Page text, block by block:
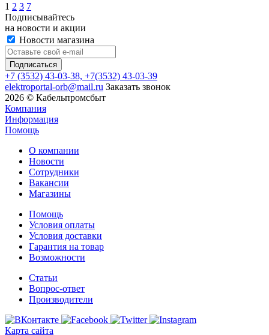
1 2 3 7
Подписывайтесь
на новости и акции
Новости магазина
+7 (3532) 43-03-38, +7(3532) 43-03-39
elektroportal-orb@mail.ru Заказать звонок
2026 © Кабельпромсбыт
Компания
Информация
Помощь
О компании
Новости
Сотрудники
Вакансии
Магазины
Помощь
Условия оплаты
Условия доставки
Гарантия на товар
Возможности
Статьи
Вопрос-ответ
Производители
Карта сайта